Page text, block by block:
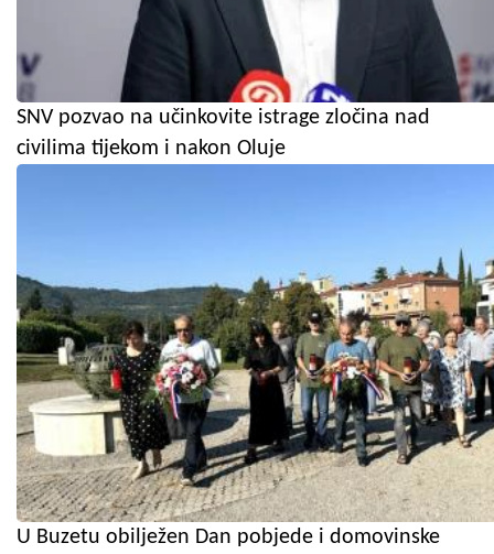
SNV pozvao na učinkovite istrage zločina nad
civilima tijekom i nakon Oluje
U Buzetu obilježen Dan pobjede i domovinske